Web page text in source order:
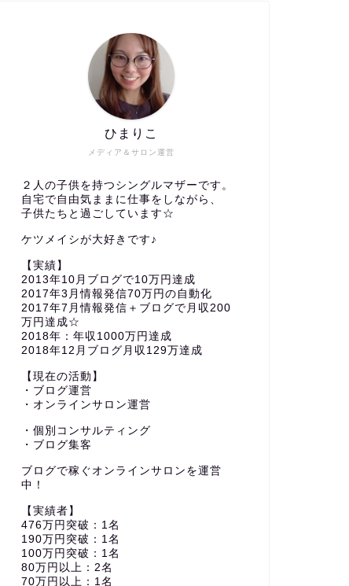
メディア＆サロン運営
ひまりこ
２人の子供を持つシングルマザーです。
自宅で自由気ままに仕事をしながら、
子供たちと過ごしています☆
ケツメイシが大好きです♪
【実績】
2013年10月ブログで10万円達成
2017年3月情報発信70万円の自動化
2017年7月情報発信＋ブログで月収200
万円達成☆
2018年：年収1000万円達成
2018年12月ブログ月収129万達成
【現在の活動】
・ブログ運営
・オンラインサロン運営
・個別コンサルティング
・ブログ集客
ブログで稼ぐオンラインサロンを運営
中！
【実績者】
476万円突破：1名
190万円突破：1名
100万円突破：1名
80万円以上：2名
70万円以上：1名